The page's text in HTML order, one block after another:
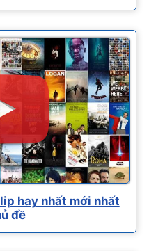
hay nhất mới nhất
đề